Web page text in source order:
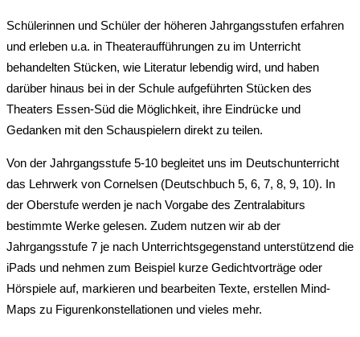
Schülerinnen und Schüler der höheren Jahrgangsstufen erfahren
und erleben u.a. in Theateraufführungen zu im Unterricht
behandelten Stücken, wie Literatur lebendig wird, und haben
darüber hinaus bei in der Schule aufgeführten Stücken des
Theaters Essen-Süd die Möglichkeit, ihre Eindrücke und
Gedanken mit den Schauspielern direkt zu teilen.
Von der Jahrgangsstufe 5-10 begleitet uns im Deutschunterricht
das Lehrwerk von Cornelsen (Deutschbuch 5, 6, 7, 8, 9, 10). In
der Oberstufe werden je nach Vorgabe des Zentralabiturs
bestimmte Werke gelesen. Zudem nutzen wir ab der
Jahrgangsstufe 7 je nach Unterrichtsgegenstand unterstützend die
iPads und nehmen zum Beispiel kurze Gedichtvorträge oder
Hörspiele auf, markieren und bearbeiten Texte, erstellen Mind-
Maps zu Figurenkonstellationen und vieles mehr.